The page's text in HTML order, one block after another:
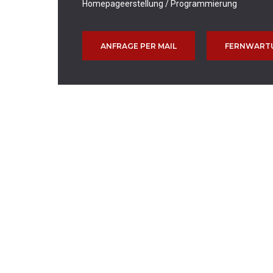
Homepageerstellung / Programmierung
ANFRAGE PER MAIL